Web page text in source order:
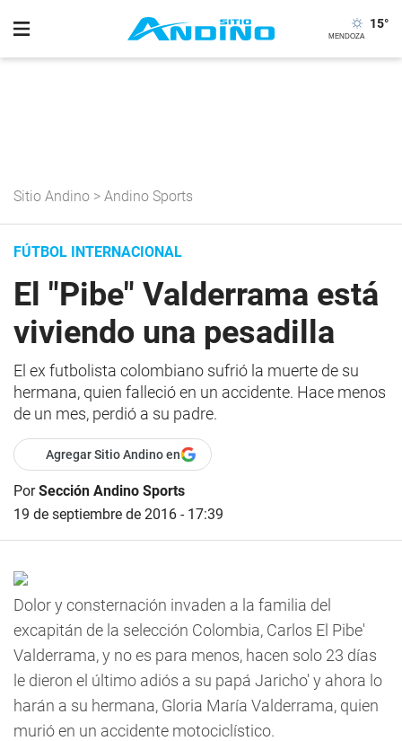
15°
Sitio Andino > Andino Sports
FÚTBOL INTERNACIONAL
El "Pibe" Valderrama está
viviendo una pesadilla
El ex futbolista colombiano sufrió la muerte de su
hermana, quien falleció en un accidente. Hace menos
de un mes, perdió a su padre.
Agregar Sitio Andino en
PorSección Andino Sports
19 de septiembre de 2016 - 17:39
Dolor y consternación invaden a la familia del
excapitán de la selección Colombia, Carlos El Pibe'
Valderrama, y no es para menos, hacen solo 23 días
le dieron el último adiós a su papá Jaricho' y ahora lo
harán a su hermana, Gloria María Valderrama, quien
murió en un accidente motociclístico.